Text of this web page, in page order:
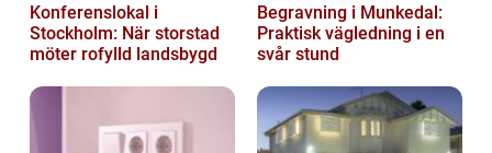
Konferenslokal i
Stockholm: När storstad
möter rofylld landsbygd
Begravning i Munkedal:
Praktisk vägledning i en
svår stund